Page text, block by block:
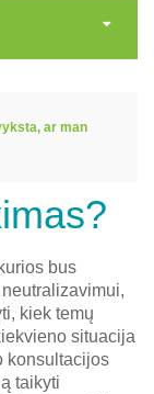
ar man
bus
kiek temų
situacija
konsultacijos
taikyti